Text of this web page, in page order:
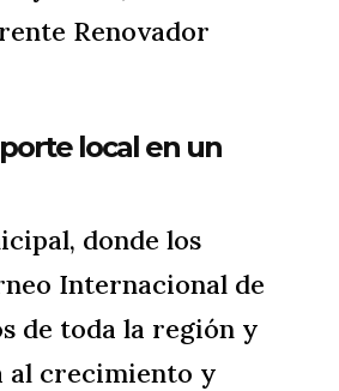
Renovador
local en un
donde los
Internacional de
de toda la región y
al crecimiento y